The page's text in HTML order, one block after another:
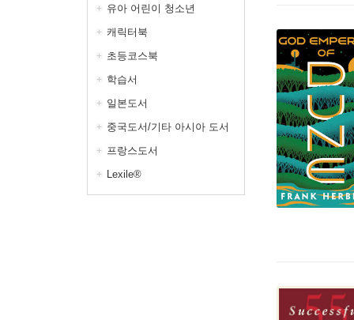
유아 어린이 청소년
캐릭터북
초등코스북
학습서
일본도서
중국도서/기타 아시아 도서
프랑스도서
Lexile®